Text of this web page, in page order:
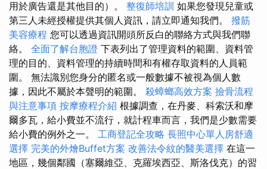
用於廣告還是其他目的）。 整復師培訓 如果您發現兒童或
第三人未經授權提供其個人資訊，請立即通知我們。 撥筋
美容療程 您可以透過資訊開頭所反白的聯絡方式與我們聯
絡。 全面了解台胞證 下表列出了管理資料的範圍、資料管
理的目的、資料管理的持續時間和有權存取資料的人員範
圍。 無法識別您身分的匿名或一般數據不被視為個人數
據，因此不屬於本聲明的範圍。 殺蟑螂高效方案 撿骨流程
與注意事項 按摩療程介紹 根據調查，在丹麥、科索沃和摩
爾多瓦，給小費並不流行，就計程車而言，我們是少數需要
給小費的例外之一。 工商登記全攻略 長照中心單人房舒適
選擇 完美的外燴Buffet方案 改善法令紋的醫美選擇 在這一
地區，幾個鄰國（塞爾維亞、克羅埃西亞、斯洛伐克）的習